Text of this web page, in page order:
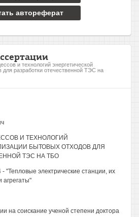
автореферат
и технологий энергетической
для разработки отечественной ТЭС на
И ТЕХНОЛОГИЙ
БЫТОВЫХ ОТХОДОВ ДЛЯ
ТЭС НА ТБО
"Тепловые электрические станции, их
агрегаты"
на соискание ученой степени доктора